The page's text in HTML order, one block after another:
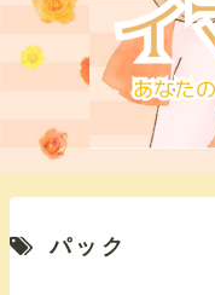
パック